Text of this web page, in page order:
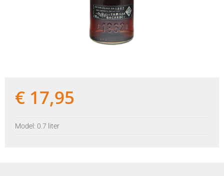
€ 17,95
Model: 0.7 liter